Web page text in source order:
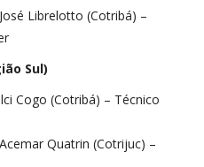
Librelotto (Cotribá) –
Sul)
Cogo (Cotribá) – Técnico
Quatrin (Cotrijuc) –